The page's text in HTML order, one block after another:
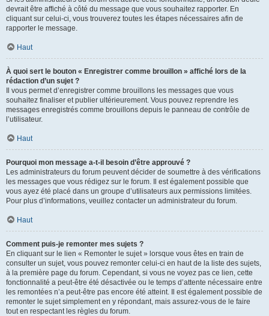
devrait être affiché à côté du message que vous souhaitez rapporter. En
cliquant sur celui-ci, vous trouverez toutes les étapes nécessaires afin de
rapporter le message.
Haut
À quoi sert le bouton « Enregistrer comme brouillon » affiché lors de la
rédaction d’un sujet ?
Il vous permet d’enregistrer comme brouillons les messages que vous
souhaitez finaliser et publier ultérieurement. Vous pouvez reprendre les
messages enregistrés comme brouillons depuis le panneau de contrôle de
l’utilisateur.
Haut
Pourquoi mon message a-t-il besoin d’être approuvé ?
Les administrateurs du forum peuvent décider de soumettre à des vérifications
les messages que vous rédigez sur le forum. Il est également possible que
vous ayez été placé dans un groupe d’utilisateurs aux permissions limitées.
Pour plus d’informations, veuillez contacter un administrateur du forum.
Haut
Comment puis-je remonter mes sujets ?
En cliquant sur le lien « Remonter le sujet » lorsque vous êtes en train de
consulter un sujet, vous pouvez remonter celui-ci en haut de la liste des sujets,
à la première page du forum. Cependant, si vous ne voyez pas ce lien, cette
fonctionnalité a peut-être été désactivée ou le temps d’attente nécessaire entre
les remontées n’a peut-être pas encore été atteint. Il est également possible de
remonter le sujet simplement en y répondant, mais assurez-vous de le faire
tout en respectant les règles du forum.